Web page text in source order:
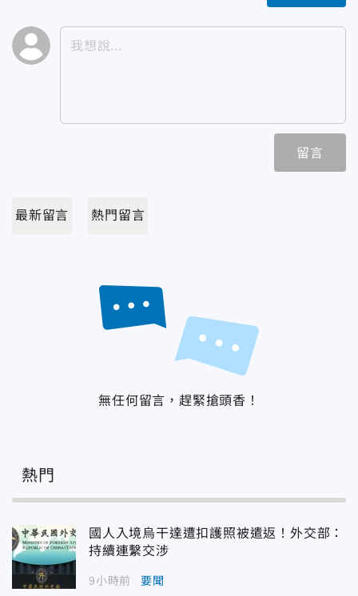
留言
最新留言 熱門留言
無任何留言，趕緊搶頭香！
熱門
國人入境烏干達遭扣護照被遣返！外交部：
持續連繫交涉
9小時前 要聞